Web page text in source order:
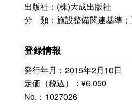
出版社：(株)大成出版社
分 類：施設整備関連基準；
登録情報
発行年月：2015年2月10日
定価（税込）：¥6,050
No.：1027026